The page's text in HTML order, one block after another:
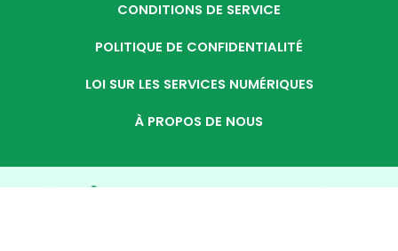
CONDITIONS DE SERVICE
POLITIQUE DE CONFIDENTIALITÉ
LOI SUR LES SERVICES NUMÉRIQUES
À PROPOS DE NOUS